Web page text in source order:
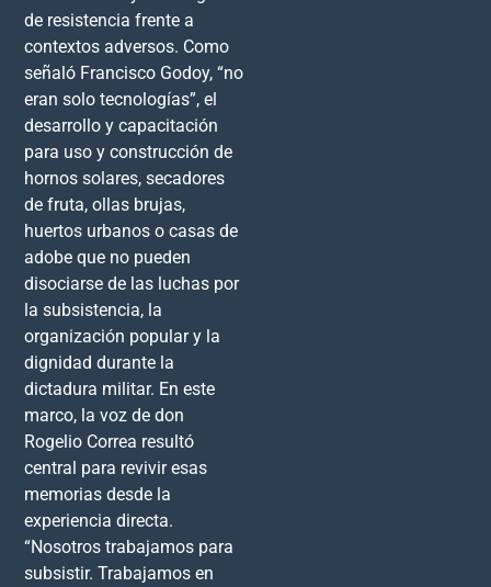
de resistencia frente a
contextos adversos. Como
señaló Francisco Godoy, “no
eran solo tecnologías”, el
desarrollo y capacitación
para uso y construcción de
hornos solares, secadores
de fruta, ollas brujas,
huertos urbanos o casas de
adobe que no pueden
disociarse de las luchas por
la subsistencia, la
organización popular y la
dignidad durante la
dictadura militar. En este
marco, la voz de don
Rogelio Correa resultó
central para revivir esas
memorias desde la
experiencia directa.
“Nosotros trabajamos para
subsistir. Trabajamos en